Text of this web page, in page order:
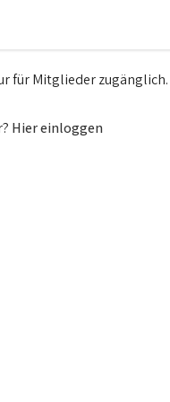
für Mitglieder zugänglich.
Hier einloggen